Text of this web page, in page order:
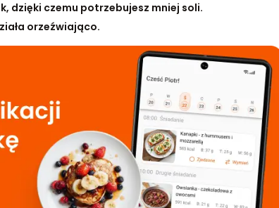
dzięki czemu potrzebujesz mniej soli.
orzeźwiająco.